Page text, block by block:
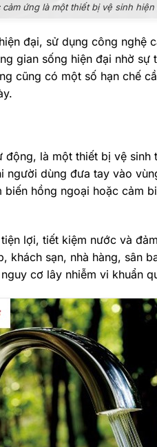
cảm ứng là một thiết bị vệ sinh
đại, sử dụng công
gian sống hiện đại nhờ
cũng có một số hạn chế
là một thiết bị vệ
dùng đưa tay vào
hồng ngoại hoặc cảm
lợi, tiết kiệm nước và
khách sạn, nhà hàng,
cơ lây nhiễm vi khuẩn